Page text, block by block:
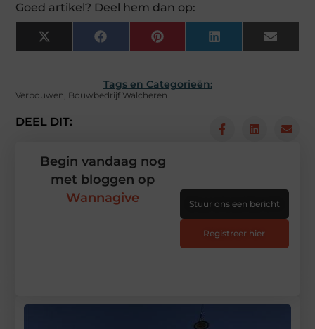
Goed artikel? Deel hem dan op:
X
(Twitter)
Facebook Pinterest LinkedIn Email
Tags en Categorieën:
Verbouwen, Bouwbedrijf Walcheren
DEEL DIT:
Begin vandaag nog
met bloggen op
Wannagive
Stuur ons een bericht
Registreer hier